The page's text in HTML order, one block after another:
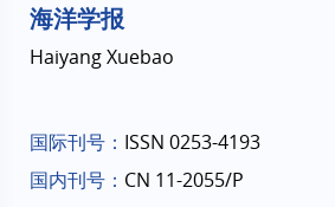
海洋学报
Haiyang Xuebao
国际刊号： ISSN 0253-4193
国内刊号： CN 11-2055/P